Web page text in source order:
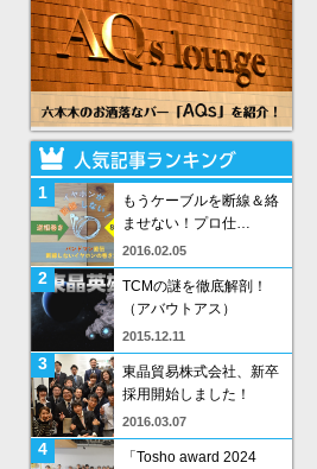
1
もうケーブルを断線＆絡
ませない！プロ仕…
2016.02.05
2
TCMの謎を徹底解剖！
（アバウトアス）
2015.12.11
3
東晶貿易株式会社、新卒
採用開始しました！
2016.03.07
4
「Tosho award 2024